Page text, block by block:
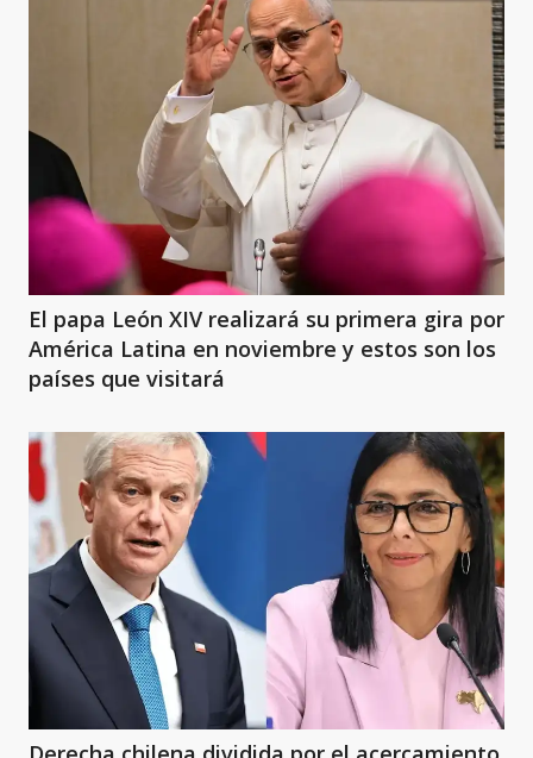
El papa León XIV realizará su primera gira por
América Latina en noviembre y estos son los
países que visitará